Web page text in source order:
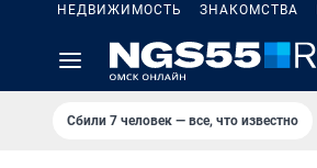
НЕДВИЖИМОСТЬ ЗНАКОМСТВА
Сбили 7 человек — все, что известно